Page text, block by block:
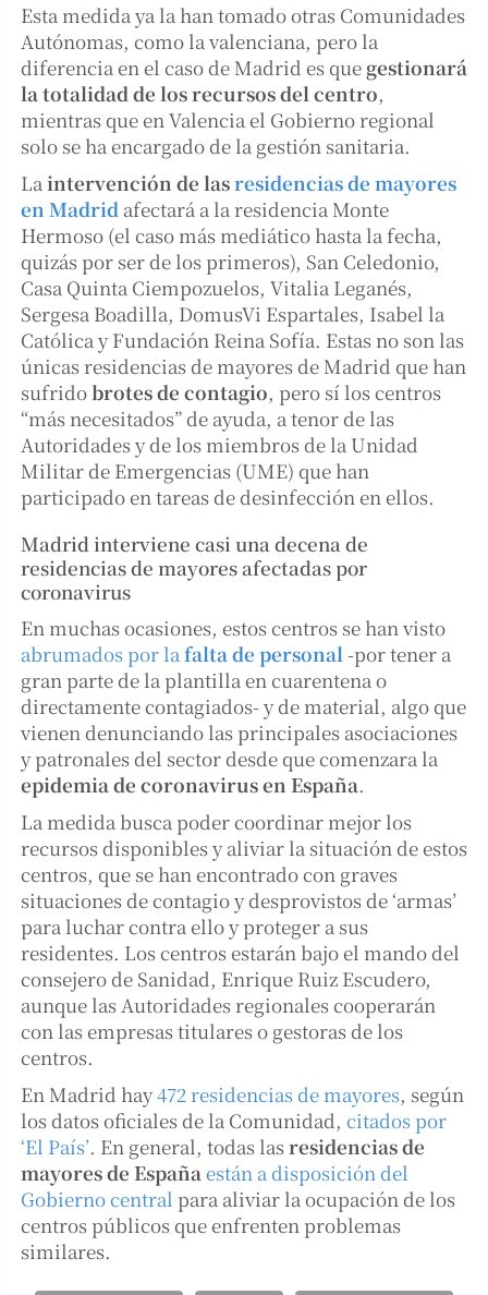
Esta medida ya la han tomado otras Comunidades
Autónomas, como la valenciana, pero la
diferencia en el caso de Madrid es que gestionará
la totalidad de los recursos del centro,
mientras que en Valencia el Gobierno regional
solo se ha encargado de la gestión sanitaria.
Laintervención de lasresidencias de mayores
en Madrid afectará a la residencia Monte
Hermoso (el caso más mediático hasta la fecha,
quizás por ser de los primeros), San Celedonio,
Casa Quinta Ciempozuelos, Vitalia Leganés,
Sergesa Boadilla, DomusVi Espartales, Isabel la
Católica y Fundación Reina Sofía. Estas no son las
únicas residencias de mayores de Madrid que han
sufridobrotes de contagio, pero sí los centros
“más necesitados” de ayuda, a tenor de las
Autoridades y de los miembros de la Unidad
Militar de Emergencias (UME) que han
participado en tareas de desinfección en ellos.
Madrid interviene casi una decena de
residencias de mayores afectadas por
coronavirus
En muchas ocasiones, estos centros se han visto
abrumados por lafalta de personal-por tener a
gran parte de la plantilla en cuarentena o
directamente contagiados- y de material, algo que
vienen denunciando las principales asociaciones
y patronales del sector desde que comenzara la
epidemia de coronavirus en España.
La medida busca poder coordinar mejor los
recursos disponibles y aliviar la situación de estos
centros, que se han encontrado con graves
situaciones de contagio y desprovistos de ‘armas’
para luchar contra ello y proteger a sus
residentes. Los centros estarán bajo el mando del
consejero de Sanidad, Enrique Ruiz Escudero,
aunque las Autoridades regionales cooperarán
con las empresas titulares o gestoras de los
centros.
En Madrid hay472 residencias de mayores, según
los datos oficiales de la Comunidad, citados por
‘El País’. En general, todas lasresidencias de
mayores de Españaestán a disposición del
Gobierno central para aliviar la ocupación de los
centros públicos que enfrenten problemas
similares.